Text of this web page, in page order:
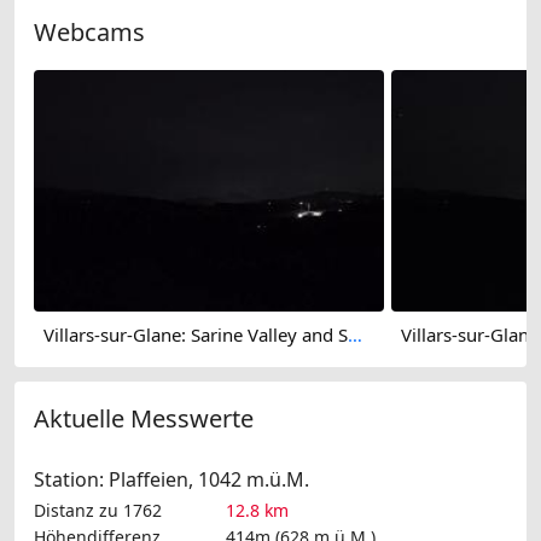
Webcams
Villars-sur-Glane: Sarine Valley and Swiss Pre-Alps
Aktuelle Messwerte
Station: Plaffeien, 1042 m.ü.M.
Distanz zu 1762
12.8 km